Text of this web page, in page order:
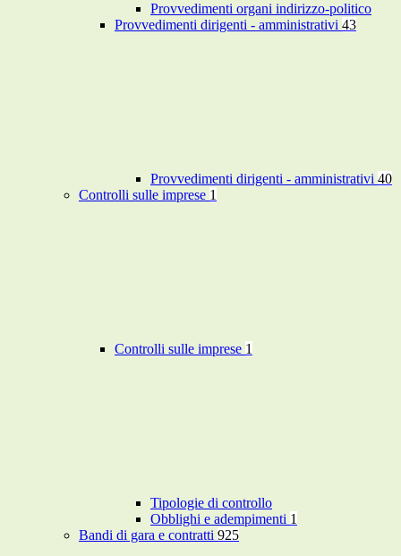
Provvedimenti organi indirizzo-politico
Provvedimenti dirigenti - amministrativi 43
Provvedimenti dirigenti - amministrativi 40
Controlli sulle imprese 1
Controlli sulle imprese 1
Tipologie di controllo
Obblighi e adempimenti 1
Bandi di gara e contratti 925